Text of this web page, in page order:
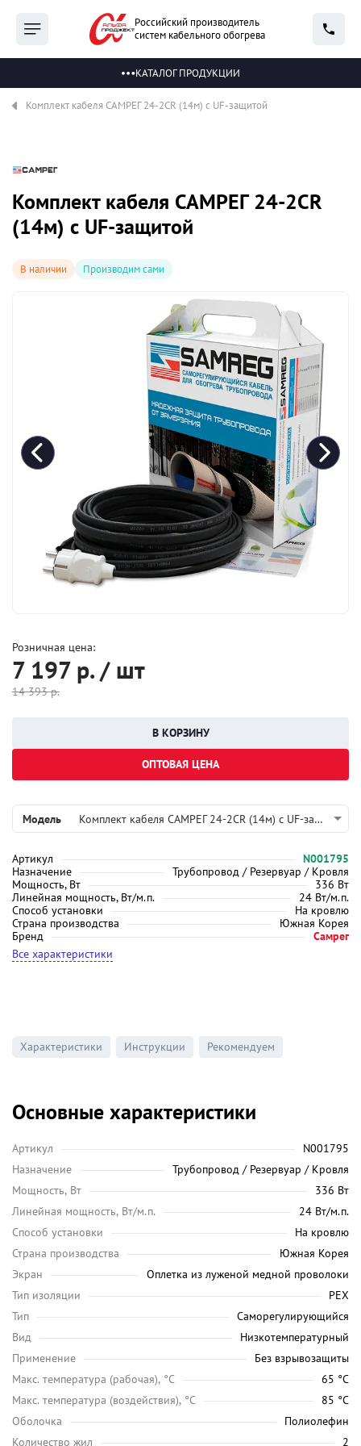
Российский производитель
систем кабельного обогрева
КАТАЛОГ ПРОДУКЦИИ
Комплект кабеля САМРЕГ 24-2CR (14м) с UF-защитой
В наличии Производим сами
Комплект кабеля САМРЕГ 24-2CR
(14м) с UF-защитой
Модель Комплект кабеля САМРЕГ 24-2CR (14м) с UF-защитой
Артикул
N001795
Назначение
Трубопровод / Резервуар / Кровля
Мощность, Вт
336 Вт
Линейная мощность, Вт/м.п.
24 Вт/м.п.
Способ установки
На кровлю
Страна производства
Южная Корея
Бренд
Самрег
Все характеристики
Розничная цена:
7 197р. / шт
14 393р.
ОПТОВАЯ ЦЕНА
Характеристики Инструкции Рекомендуем
Основные характеристики
Артикул
N001795
Назначение
Трубопровод / Резервуар / Кровля
Мощность, Вт
336 Вт
Линейная мощность, Вт/м.п.
24 Вт/м.п.
Способ установки
На кровлю
Страна производства
Южная Корея
Экран
Оплетка из луженой медной проволоки
Тип изоляции
PEX
Тип
Саморегулирующийся
Вид
Низкотемпературный
Применение
Без взрывозащиты
Maкс. температура (рабочая), °C
65 °C
Макс. температура (воздействия), °C
85 °C
Оболочка
Полиолефин
Количество жил
2